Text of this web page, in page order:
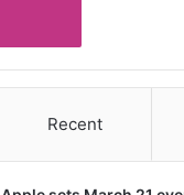
Recent